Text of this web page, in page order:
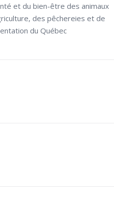
et du bien-être des animaux
des pêchereies et de
du Québec